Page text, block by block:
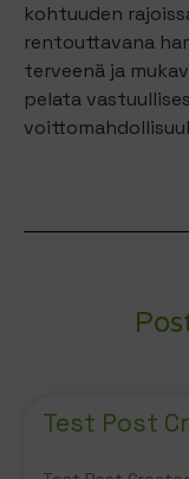
kohtuuden
rentouttavana
terveenä ja
pelata
Test Post